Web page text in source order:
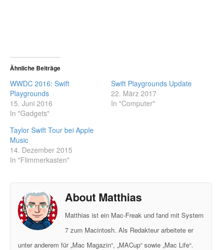
Ähnliche Beiträge
WWDC 2016: Swift
Playgrounds
15. Juni 2016
In "Gadgets"
Swift Playgrounds Update
22. März 2017
In "Computer"
Taylor Swift Tour bei Apple
Music
14. Dezember 2015
In "Flimmerkasten"
About Matthias
Matthias ist ein Mac-Freak und fand mit System
7 zum Macintosh. Als Redakteur arbeitete er
unter anderem für „Mac Magazin“, „MACup“ sowie „Mac Life“.